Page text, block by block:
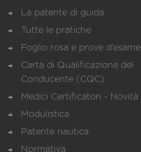
La patente di guida
Tutte le pratiche
Foglio rosa e prove d’esame
Carta di Qualificazione del
Conducente (CQC)
Medici Certificatori - Novità
Modulistica
Patente nautica
Normativa